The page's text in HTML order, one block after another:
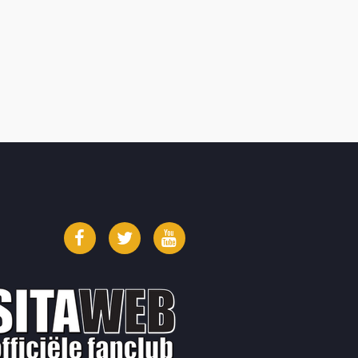
FacebookTwitter YouTube